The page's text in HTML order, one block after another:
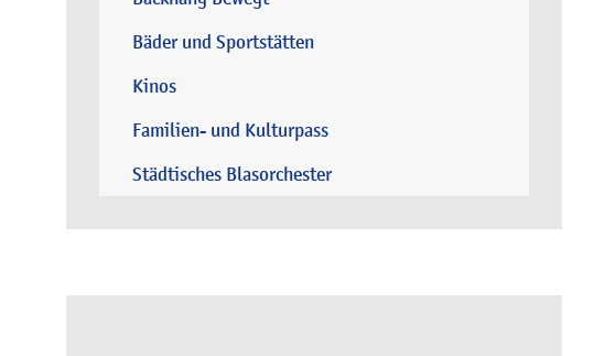
Bäder und Sportstätten
Kinos
Familien- und Kulturpass
Städtisches Blasorchester